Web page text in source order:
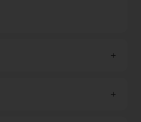
表示され、商品をご自由に
ピングカートに入れる
式会社ラクーンより別途
す。審査結果ご案内のメー
沖縄県及び離島を除く）
為
社負担（但し東北6県・北